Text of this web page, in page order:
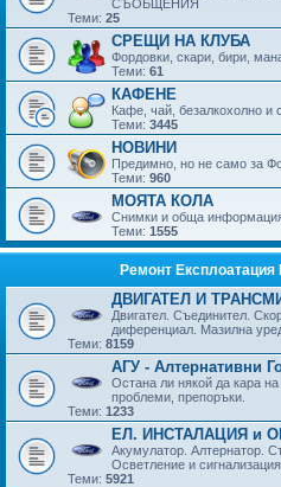
СЪОБЩЕНИЯ
Теми: 25
СРЕЩИ НА КЛУБА
Фордовки, скари, бири,
Теми: 61
КАФЕНЕ
Кафе, чай, безалкохолно и
Теми: 3445
НОВИНИ
Предимно, но не само за
Теми: 960
МОЯТА КОЛА
Снимки и обща
Теми: 1555
Ремонт
ДВИГАТЕЛ И
Двигател. Съединител.
диференциал. Мазилна
Теми: 8159
АГУ - Алтернативни
Остана ли някой да кара
проблеми, препоръки.
Теми: 1233
ЕЛ. ИНСТАЛАЦИЯ и
Акумулатор. Алтернатор.
Осветление и сигнализация.
Теми: 5921